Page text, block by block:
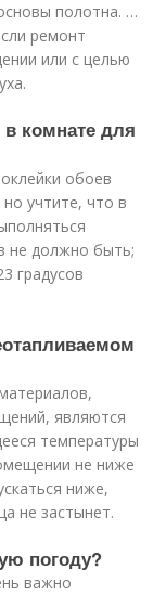
полотна. …
ремонт
или с целью
комнате для
обоев
учтите, что в
не должно быть;
градусов
являются
температуры
не ниже
ниже,
не застынет.
погоду?
важно